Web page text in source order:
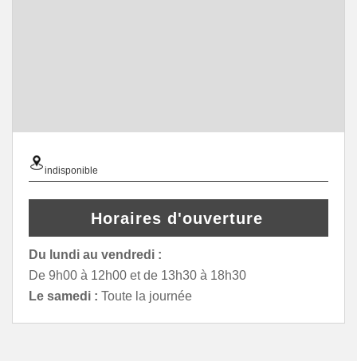
indisponible
Horaires d'ouverture
Du lundi au vendredi :
De 9h00 à 12h00 et de 13h30 à 18h30
Le samedi : Toute la journée